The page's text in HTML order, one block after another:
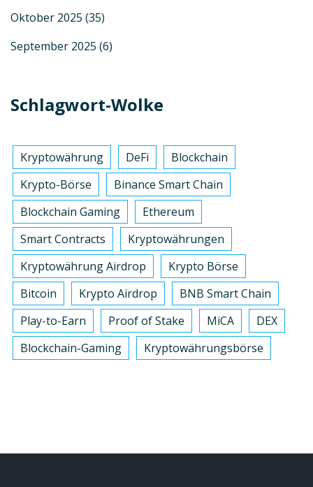
Oktober 2025 (35)
September 2025 (6)
Schlagwort-Wolke
Kryptowährung DeFi
Blockchain
Krypto-Börse
Binance Smart Chain
Blockchain Gaming
Ethereum
Smart Contracts
Kryptowährungen
Kryptowährung Airdrop
Krypto Börse
Bitcoin
Krypto Airdrop
BNB Smart Chain
Play-to-Earn
Proof of Stake MiCA
DEX
Blockchain-Gaming
Kryptowährungsbörse